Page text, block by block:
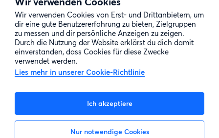
Wir verwenden Cookies von Erst- und Drittanbietern, um
dir eine gute Benutzererfahrung zu bieten, Zielgruppen
zu messen und dir persönliche Anzeigen zu zeigen.
Durch die Nutzung der Website erklärst du dich damit
einverstanden, dass Cookies für diese Zwecke
verwendet werden.
Lies mehr in unserer Cookie-Richtlinie
Ich akzeptiere
Nur notwendige Cookies
Datenschutz
Cookie-Richtlinie
Sitemap